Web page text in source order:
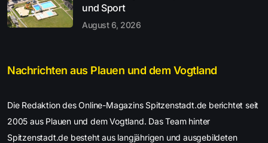
und Sport
August 6, 2026
Nachrichten aus Plauen und dem Vogtland
Die Redaktion des Online-Magazins Spitzenstadt.de berichtet seit
2005 aus Plauen und dem Vogtland. Das Team hinter
Spitzenstadt.de besteht aus langjährigen und ausgebildeten